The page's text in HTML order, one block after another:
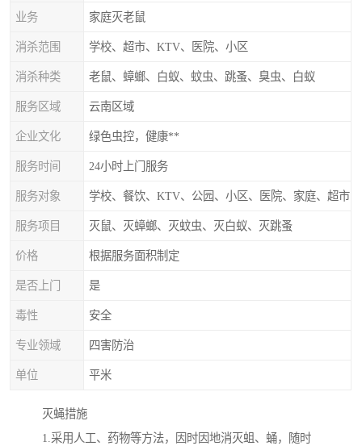
业务 家庭灭老鼠
消杀范围 学校、超市、KTV、医院、小区
消杀种类 老鼠、蟑螂、白蚁、蚊虫、跳蚤、臭虫、白蚁
服务区域 云南区域
企业文化 绿色虫控，健康**
服务时间 24小时上门服务
服务对象 学校、餐饮、KTV、公园、小区、医院、家庭、超市
服务项目 灭鼠、灭蟑螂、灭蚊虫、灭白蚁、灭跳蚤
价格 根据服务面积制定
是否上门 是
毒性 安全
专业领域 四害防治
单位 平米
灭蝇措施
1.采用人工、药物等方法，因时因地消灭蛆、蛹，随时